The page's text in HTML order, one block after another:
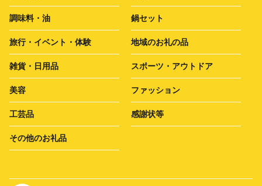
調味料・油 鍋セット
旅行・イベント・体験 地域のお礼の品
雑貨・日用品 スポーツ・アウトドア
美容 ファッション
工芸品 感謝状等
その他のお礼品